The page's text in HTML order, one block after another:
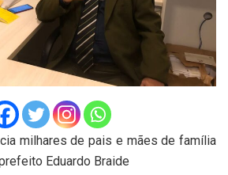
milhares de pais e mães de família
Eduardo Braide